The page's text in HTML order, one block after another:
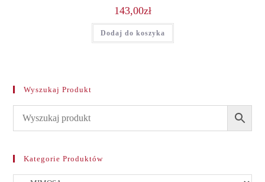
143,00zł
Dodaj do koszyka
Wyszukaj Produkt
Kategorie Produktów